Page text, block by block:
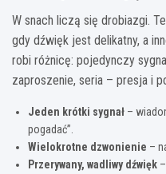
W snach liczą się drobiazgi.
gdy dźwięk jest delikatny, a
robi różnicę: pojedynczy
zaproszenie, seria – presja i
Jeden krótki sygnał –
pogadać”.
Wielokrotne dzwonienie –
Przerywany, wadliwy dźwięk